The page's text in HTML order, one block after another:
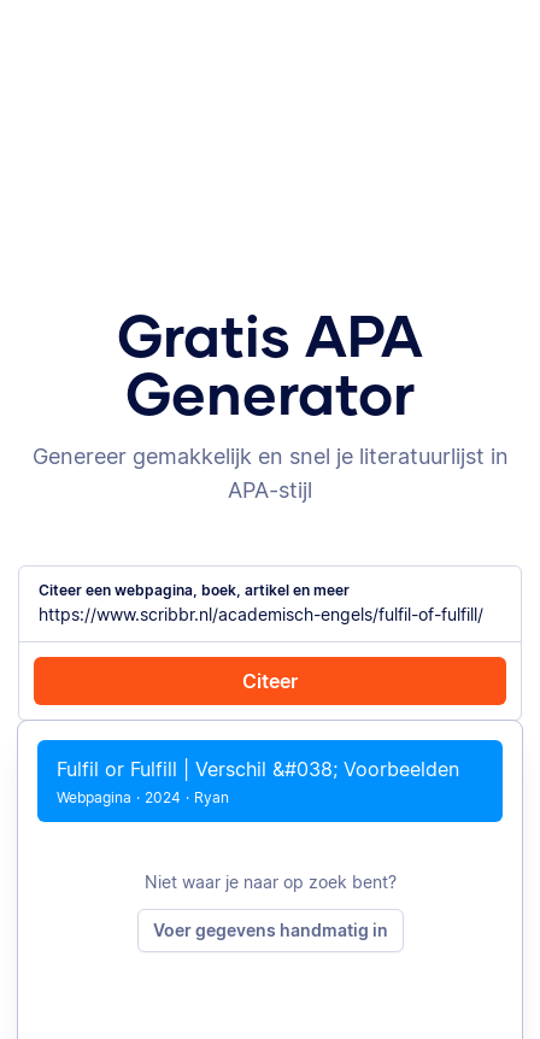
Gratis APA
Generator
Genereer gemakkelijk en snel je literatuurlijst in
APA-stijl
Citeer een webpagina, boek, artikel en meer
Citeer
Citeer met Chrome Citeer handmatig
Fulfil or Fulfill | Verschil &#038; Voorbeelden
Webpagina · 2024 · Ryan
Niet waar je naar op zoek bent?
Voer gegevens handmatig in